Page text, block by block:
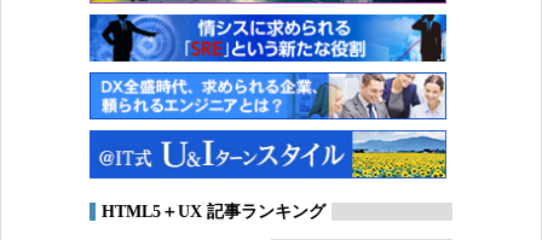
HTML5＋UX 記事ランキング